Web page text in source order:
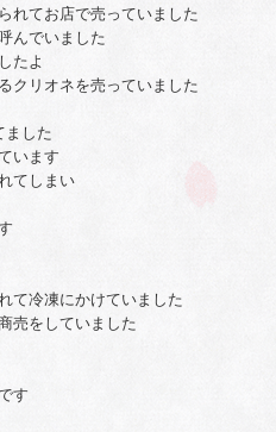
れてお店で売っていました
んでいました
たよ
クリオネを売っていました
ました
います
てしまい
て冷凍にかけていました
売をしていました
す